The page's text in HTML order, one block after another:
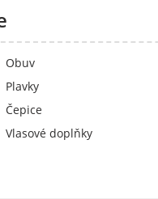
Obuv
Plavky
Čepice
Vlasové doplňky